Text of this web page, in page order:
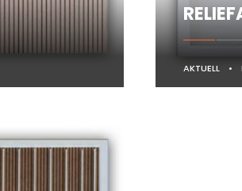
AKTUELL •